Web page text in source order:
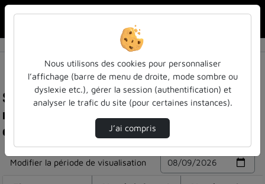
Statistiques de visualisation de la vidéo Que
recherchons-nous ? 1. utiliser la lumière pour
comprendre la matière, avec david chapron
Modifier la période de visualisation
Nous utilisons des cookies pour personnaliser
l’affichage (barre de menu de droite, mode sombre ou
dyslexie etc.), gérer la session (authentification) et
analyser le trafic du site (pour certaines instances).
J’ai compris